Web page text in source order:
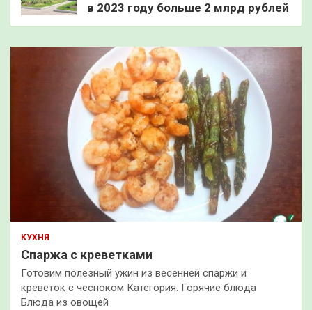
в 2023 году больше 2 млрд рублей
КУХНЯ
Спаржа с креветками
Готовим полезный ужин из весенней спаржи и
креветок с чесноком Категория: Горячие блюда
Блюда из овощей